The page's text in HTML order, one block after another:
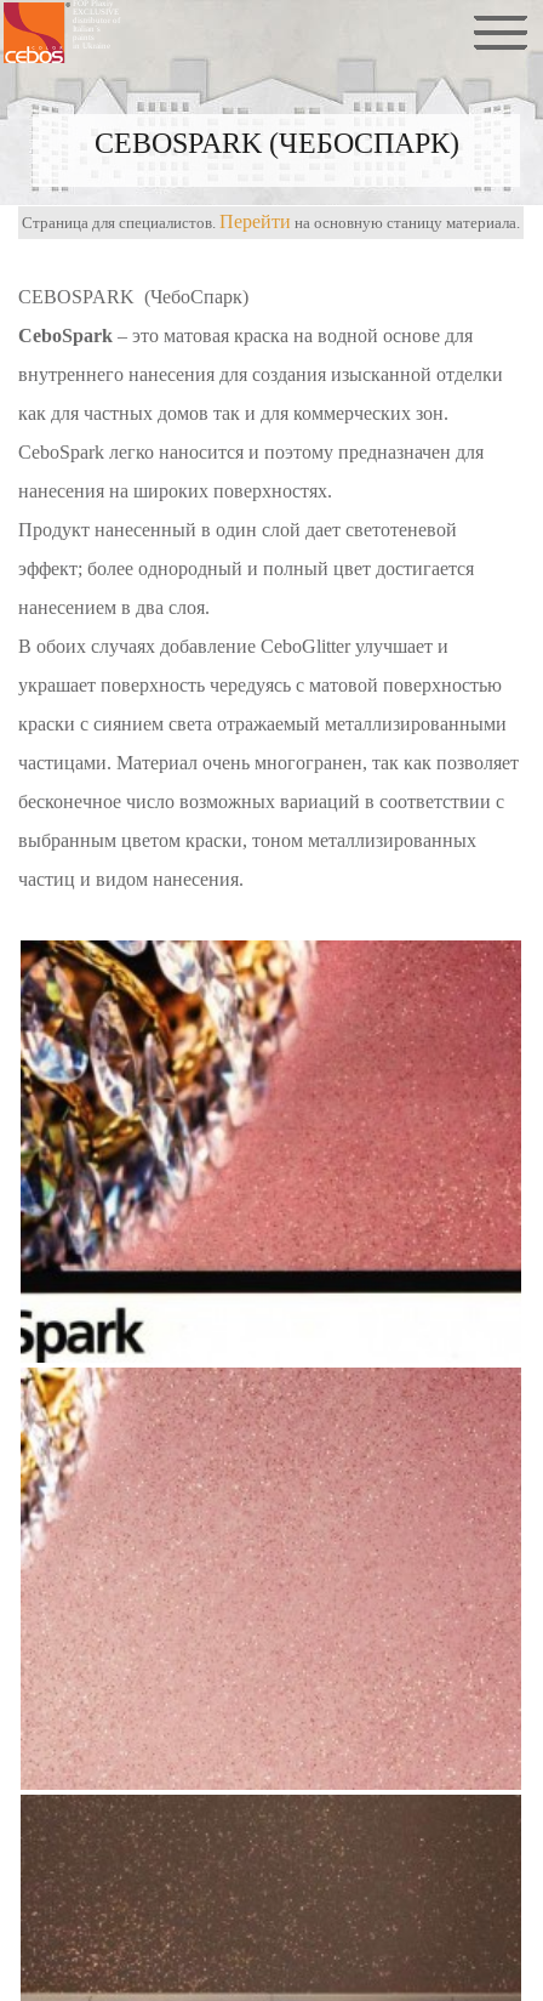
FOP Plaxiy
EXCLUSIVE
distributor of
Italian`s
paints
in Ukraine
CEBOSPARK (ЧЕБОСПАРК)
Страница для специалистов.Перейти на основную станицу материала.
CEBOSPARK (ЧебоСпарк)
CeboSpark– это матовая краска на водной основе для
внутреннего нанесения для создания изысканной отделки
как для частных домов так и для коммерческих зон.
CeboSpark легко наносится и поэтому предназначен для
нанесения на широких поверхностях.
Продукт нанесенный в один слой дает светотеневой
эффект; более однородный и полный цвет достигается
нанесением в два слоя.
В обоих случаях добавление CeboGlitter улучшает и
украшает поверхность чередуясь с матовой поверхностью
краски с сиянием света отражаемый металлизированными
частицами. Материал очень многогранен, так как позволяет
бесконечное число возможных вариаций в соответствии с
выбранным цветом краски, тоном металлизированных
частиц и видом нанесения.